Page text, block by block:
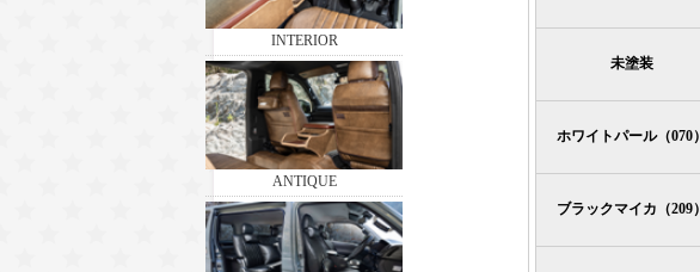
INTERIOR
ANTIQUE
未塗装
ホワイトパール（070）
ブラックマイカ（209）